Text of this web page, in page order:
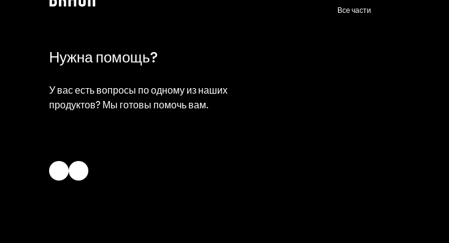
Нужна помощь?
У вас есть вопросы по одному из наших
продуктов? Мы готовы помочь вам.
Все части